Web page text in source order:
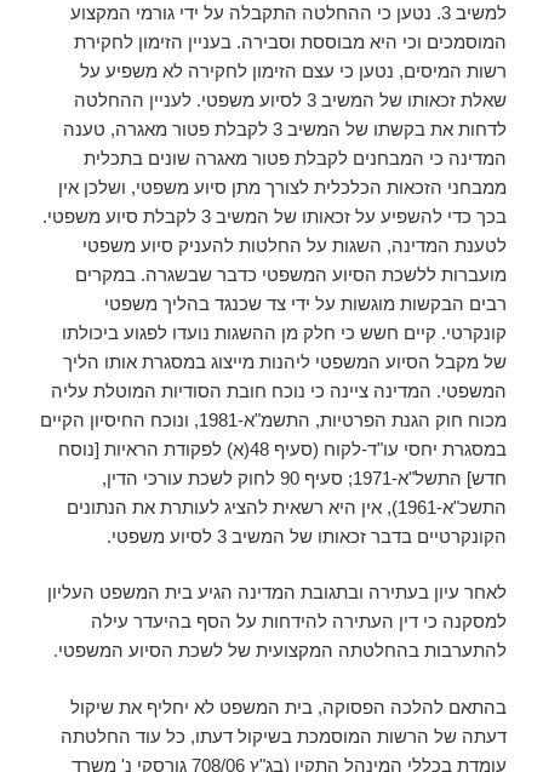
למשיב 3. נטען כי ההחלטה התקבלה על ידי גורמי המקצוע
המוסמכים וכי היא מבוססת וסבירה. בעניין הזימון לחקירת
רשות המיסים, נטען כי עצם הזימון לחקירה לא משפיע על
שאלת זכאותו של המשיב 3 לסיוע משפטי. לעניין ההחלטה
לדחות את בקשתו של המשיב 3 לקבלת פטור מאגרה, טענה
המדינה כי המבחנים לקבלת פטור מאגרה שונים בתכלית
ממבחני הזכאות הכלכלית לצורך מתן סיוע משפטי, ושלכן אין
בכך כדי להשפיע על זכאותו של המשיב 3 לקבלת סיוע משפטי.
לטענת המדינה, השגות על החלטות להעניק סיוע משפטי
מועברות ללשכת הסיוע המשפטי כדבר שבשגרה. במקרים
רבים הבקשות מוגשות על ידי צד שכנגד בהליך משפטי
קונקרטי. קיים חשש כי חלק מן ההשגות נועדו לפגוע ביכולתו
של מקבל הסיוע המשפטי ליהנות מייצוג במסגרת אותו הליך
המשפטי. המדינה ציינה כי נוכח חובת הסודיות המוטלת עליה
מכוח חוק הגנת הפרטיות, התשמ"א-1981, ונוכח החיסיון הקיים
במסגרת יחסי עו"ד-לקוח (סעיף 48(א) לפקודת הראיות [נוסח
חדש] התשל"א-1971; סעיף 90 לחוק לשכת עורכי הדין,
התשכ"א-1961), אין היא רשאית להציג לעותרת את הנתונים
הקונקרטיים בדבר זכאותו של המשיב 3 לסיוע משפטי.
לאחר עיון בעתירה ובתגובת המדינה הגיע בית המשפט העליון
למסקנה כי דין העתירה להידחות על הסף בהיעדר עילה
להתערבות בהחלטתה המקצועית של לשכת הסיוע המשפטי.
בהתאם להלכה הפסוקה, בית המשפט לא יחליף את שיקול
דעתה של הרשות המוסמכת בשיקול דעתו, כל עוד החלטתה
עומדת בכללי המינהל התקין (בג"ץ 708/06 גורסקי נ' משרד